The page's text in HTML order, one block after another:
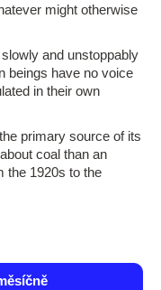
might otherwise
and unstoppably
beings have no voice
in their own
primary source of its
coal than an
the 1920s to the